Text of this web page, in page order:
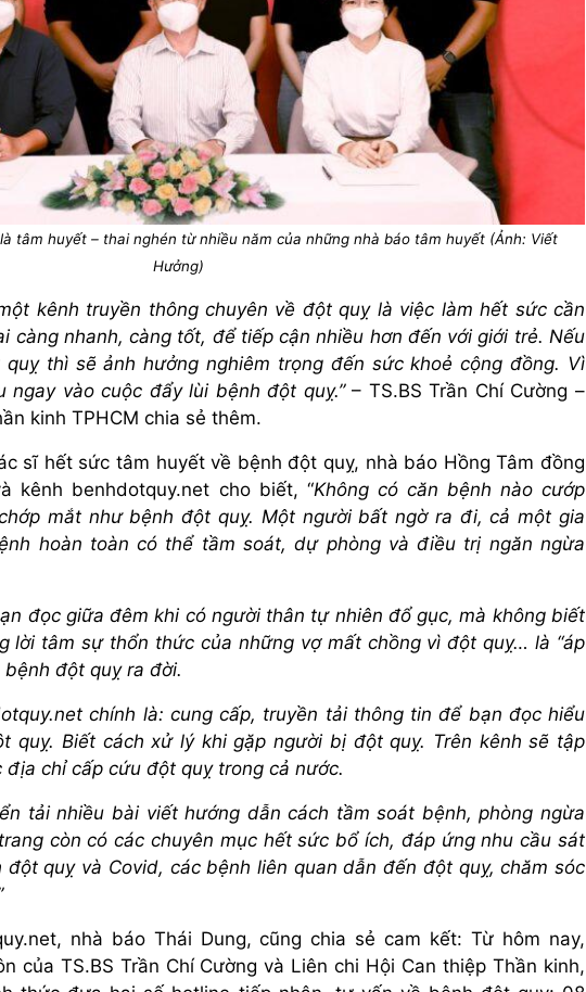
tâm huyết – thai nghén từ nhiều năm của những nhà báo tâm huyết (Ảnh: Viết
Hưởng)
kênh truyền thông chuyên về đột quỵ là việc làm hết sức cần
càng nhanh, càng tốt, để tiếp cận nhiều hơn đến với giới trẻ. Nếu
thì sẽ ảnh hưởng nghiêm trọng đến sức khoẻ cộng đồng. Vì
ngay vào cuộc đẩy lùi bệnh đột quỵ.”– TS.BS Trần Chí Cường –
kinh TPHCM chia sẻ thêm.
sĩ hết sức tâm huyết về bệnh đột quỵ, nhà báo Hồng Tâm đồng
kênh benhdotquy.net cho biết, “Không có căn bệnh nào cướp
mắt như bệnh đột quỵ. Một người bất ngờ ra đi, cả một gia
hoàn toàn có thể tầm soát, dự phòng và điều trị ngăn ngừa
đọc giữa đêm khi có người thân tự nhiên đổ gục, mà không biết
lời tâm sự thổn thức của những vợ mất chồng vì đột quỵ… là “áp
bệnh đột quỵ ra đời.
chính là: cung cấp, truyền tải thông tin để bạn đọc hiểu
quỵ. Biết cách xử lý khi gặp người bị đột quỵ. Trên kênh sẽ tập
chỉ cấp cứu đột quỵ trong cả nước.
tải nhiều bài viết hướng dẫn cách tầm soát bệnh, phòng ngừa
còn có các chuyên mục hết sức bổ ích, đáp ứng nhu cầu sát
quỵ và Covid, các bệnh liên quan dẫn đến đột quỵ, chăm sóc
nhà báo Thái Dung, cũng chia sẻ cam kết: Từ hôm nay,
của TS.BS Trần Chí Cường và Liên chi Hội Can thiệp Thần kinh,